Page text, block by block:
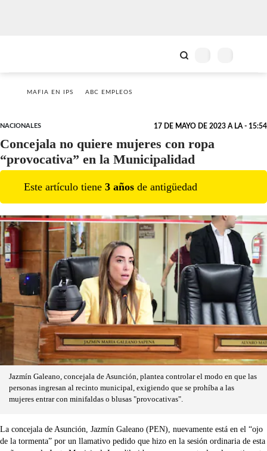
MAFIA EN IPS ABC EMPLEOS
NACIONALES 17 DE MAYO DE 2023 A LA - 15:54
Concejala no quiere mujeres con ropa
“provocativa” en la Municipalidad
Este artículo tiene 3 años de antigüedad
Jazmín Galeano, concejala de Asunción, plantea controlar el modo en que las
personas ingresan al recinto municipal, exigiendo que se prohíba a las
mujeres entrar con minifaldas o blusas "provocativas".
La concejala de Asunción, Jazmín Galeano (PEN), nuevamente está en el “ojo
de la tormenta” por un llamativo pedido que hizo en la sesión ordinaria de esta